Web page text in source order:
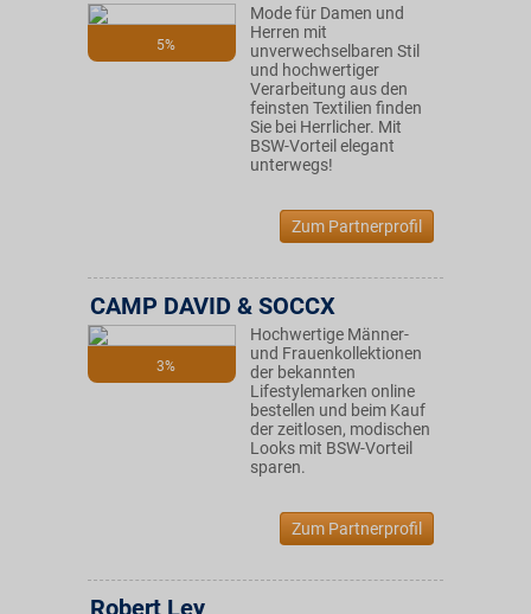
5%
Mode für Damen und
Herren mit
unverwechselbaren Stil
und hochwertiger
Verarbeitung aus den
feinsten Textilien finden
Sie bei Herrlicher. Mit
BSW-Vorteil elegant
unterwegs!
Zum Partnerprofil
3%
CAMP DAVID & SOCCX
Hochwertige Männer-
und Frauenkollektionen
der bekannten
Lifestylemarken online
bestellen und beim Kauf
der zeitlosen, modischen
Looks mit BSW-Vorteil
sparen.
Zum Partnerprofil
Robert Ley